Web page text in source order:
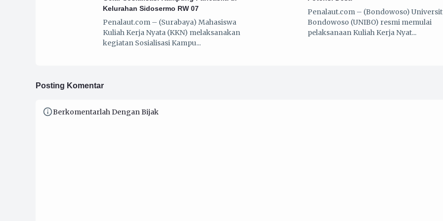
Kelurahan Sidosermo RW 07
Penalaut.com – (Surabaya) Mahasiswa
Kuliah Kerja Nyata (KKN) melaksanakan
kegiatan Sosialisasi Kampu
Penalaut.com – (Bondowoso)
Bondowoso (UNIBO) resmi memulai
pelaksanaan Kuliah Kerja Nyat
Posting Komentar
Berkomentarlah Dengan Bijak